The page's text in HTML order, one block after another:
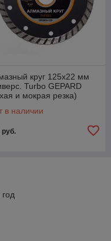
круг 125х22 мм
Turbo GEPARD
и мокрая резка)
в наличии
руб.